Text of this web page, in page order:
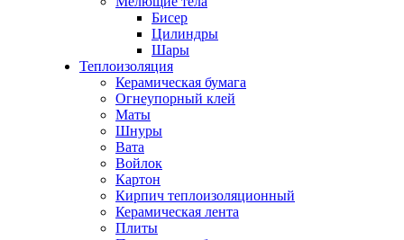
Бисер
Цилиндры
Шары
Теплоизоляция
Керамическая бумага
Огнеупорный клей
Маты
Шнуры
Вата
Войлок
Картон
Кирпич теплоизоляционный
Керамическая лента
Плиты